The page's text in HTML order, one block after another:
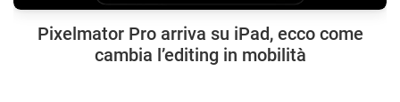
Pixelmator Pro arriva su iPad, ecco come
cambia l’editing in mobilità